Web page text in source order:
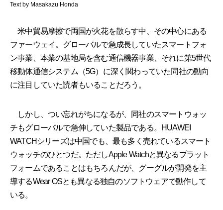
Text by Masakazu Honda
米中貿易摩擦で両国が火花を散らす中、その中心にある
ファーウェイ。グローバルで急成長していたスマートフォ
ン事業、本業の基地局を含む通信機器事業、それに第5世代
移動体通信システム（5G）に深く関わっていた同社の動向
に注目していた読者もいることだろう。
しかし、つい忘れがちになるが、同社のスマートウォッ
チもグローバルで急伸していた製品である。HUAWEI
WATCHシリーズは中国でも、最も多く売れているスマート
ウォッチのひとつだ。ただしApple Watchと異なるプラット
フォームであることはもちろんだが、グーグルが開発を主
導するWear OSとも異なる独自のソフトウェアで動作して
いる。